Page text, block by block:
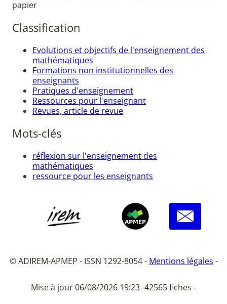
papier
Classification
Evolutions et objectifs de l'enseignement des
mathématiques
Formations non institutionnelles des
enseignants
Pratiques d'enseignement
Ressources pour l'enseignant
Revues, article de revue
Mots-clés
réflexion sur l'enseignement des
mathématiques
ressource pour les enseignants
© ADIREM-APMEP - ISSN 1292-8054 - Mentions légales -
Mise à jour 06/08/2026 19:23 -42565 fiches -